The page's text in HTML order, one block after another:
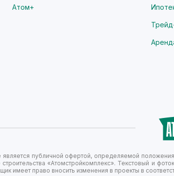
Атом+
публичной офертой, определяемой
«Атомстройкомплекс». Текстовый и
имеет право вносить изменения в проекты в